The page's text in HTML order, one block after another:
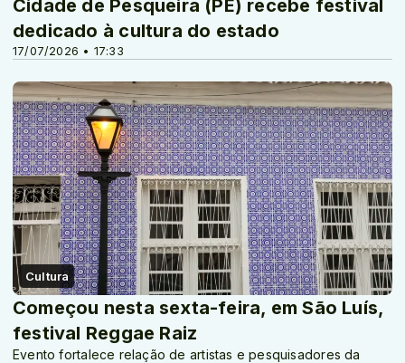
17/07/2026 • 17:33
Cidade de Pesqueira (PE) recebe festival
dedicado à cultura do estado
Cultura
Começou nesta sexta-feira, em São Luís,
festival Reggae Raiz
Evento fortalece relação de artistas e pesquisadores da